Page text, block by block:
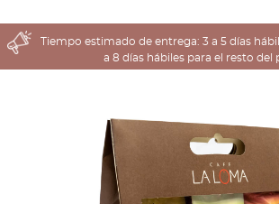
COMPRA AQUÍ
COLOMBIA CAFETERA
Tiempo estimado de entrega: 3 a 5 días
a 8 días hábiles para el resto del